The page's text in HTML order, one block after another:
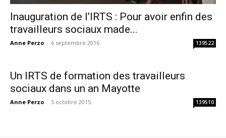
Inauguration de l’IRTS : Pour avoir enfin des
travailleurs sociaux made...
Anne Perzo - 6 septembre 2016 139522
Un IRTS de formation des travailleurs
sociaux dans un an Mayotte
Anne Perzo - 5 octobre 2015 139510